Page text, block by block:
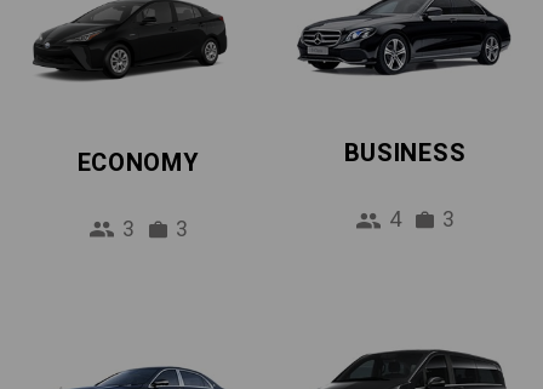
ECONOMY
3 3
BUSINESS
4 3